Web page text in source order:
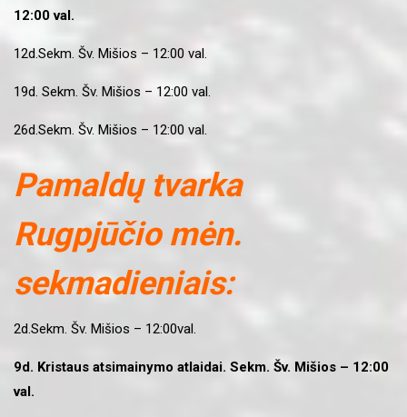
12:00 val.
12d.Sekm. Šv. Mišios – 12:00 val.
19d. Sekm. Šv. Mišios – 12:00 val.
26d.Sekm. Šv. Mišios – 12:00 val.
Pamaldų tvarka
Rugpjūčio mėn.
sekmadieniais:
2d.Sekm. Šv. Mišios – 12:00val.
9d. Kristaus atsimainymo atlaidai. Sekm. Šv. Mišios – 12:00
val.